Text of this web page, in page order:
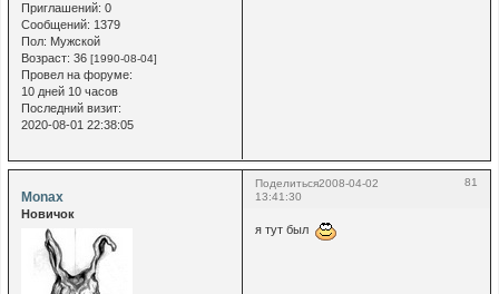
Приглашений: 0
Сообщений: 1379
Пол: Мужской
Возраст: 36 [1990-08-04]
Провел на форуме:
10 дней 10 часов
Последний визит:
2020-08-01 22:38:05
Поделиться 81
2008-04-02
13:41:30
Monax
Новичок
я тут был